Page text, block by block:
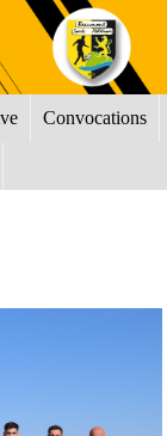
Convocations